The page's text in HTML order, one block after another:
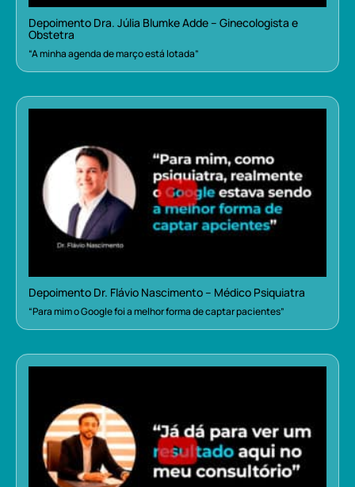
Depoimento Dra. Júlia Blumke Adde – Ginecologista e
Obstetra
“A minha agenda de março está lotada”
Depoimento Dr. Flávio Nascimento – Médico Psiquiatra
“Para mim o Google foi a melhor forma de captar pacientes”